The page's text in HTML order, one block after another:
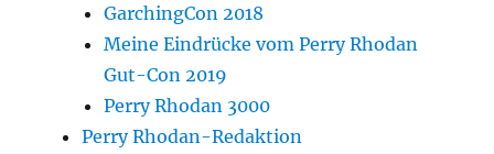
GarchingCon 2018
Meine Eindrücke vom Perry Rhodan
Gut-Con 2019
Perry Rhodan 3000
Perry Rhodan-Redaktion